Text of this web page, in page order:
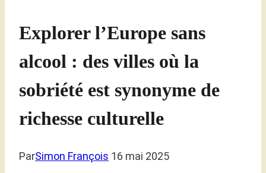
Explorer l’Europe sans
alcool : des villes où la
sobriété est synonyme de
richesse culturelle
ParSimon François 16 mai 2025